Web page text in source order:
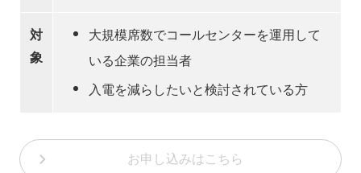
対
象
大規模席数でコールセンターを運用して
いる企業の担当者
入電を減らしたいと検討されている方
お申し込みはこちら